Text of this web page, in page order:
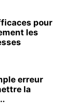
pour
les
erreur
la